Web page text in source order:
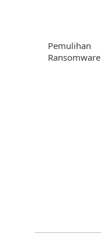
Pemulihan
Ransomware